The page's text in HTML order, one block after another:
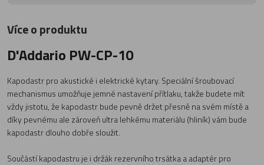
Více o produktu
D'Addario PW-CP-10
Kapodastr pro akustické i elektrické kytary. Speciální šroubovací
mechanismus umožňuje jemné nastavení přítlaku, takže budete mít
vždy jistotu, že kapodastr bude pevně držet přesně na svém místě a
díky pevnému ale zároveň ultra lehkému materiálu (hliník) vám bude
kapodastr dlouho dobře sloužit.
Součástí kapodastru je i držák rezervního trsátka a adaptér pro